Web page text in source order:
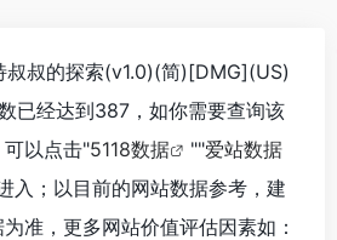
叔叔的探索(v1.0)(简)[DMG](US)
已经达到387，如你需要查询该
以点击"5118数据 ""爱站数据
入；以目前的网站数据参考，建
准，更多网站价值评估因素如：